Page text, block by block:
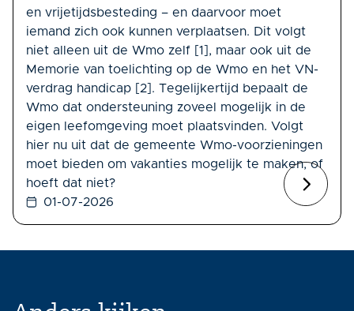
en vrijetijdsbesteding – en daarvoor moet
iemand zich ook kunnen verplaatsen. Dit volgt
niet alleen uit de Wmo zelf [1], maar ook uit de
Memorie van toelichting op de Wmo en het VN-
verdrag handicap [2]. Tegelijkertijd bepaalt de
Wmo dat ondersteuning zoveel mogelijk in de
eigen leefomgeving moet plaatsvinden. Volgt
hier nu uit dat de gemeente Wmo-voorzieningen
moet bieden om vakanties mogelijk te maken, of
hoeft dat niet?
01-07-2026